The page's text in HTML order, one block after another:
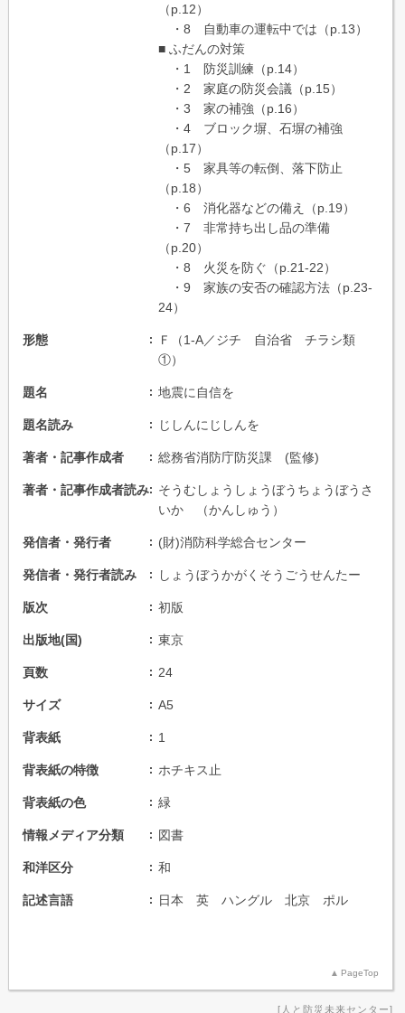
（p.12）
・8 自動車の運転中では（p.13）
■ ふだんの対策
・1 防災訓練（p.14）
・2 家庭の防災会議（p.15）
・3 家の補強（p.16）
・4 ブロック塀、石塀の補強
（p.17）
・5 家具等の転倒、落下防止
（p.18）
・6 消化器などの備え（p.19）
・7 非常持ち出し品の準備
（p.20）
・8 火災を防ぐ（p.21-22）
・9 家族の安否の確認方法（p.23-
24）
形態
Ｆ（1-A／ジチ 自治省 チラシ類
①）
題名 地震に自信を
題名読み じしんにじしんを
著者・記事作成者 総務省消防庁防災課 (監修)
著者・記事作成者読み
そうむしょうしょうぼうちょうぼうさ
いか （かんしゅう）
発信者・発行者 (財)消防科学総合センター
発信者・発行者読み しょうぼうかがくそうごうせんたー
版次 初版
出版地(国) 東京
頁数 24
サイズ A5
背表紙 1
背表紙の特徴 ホチキス止
背表紙の色 緑
情報メディア分類 図書
和洋区分 和
記述言語 日本 英 ハングル 北京 ポル
PageTop
人と防災未来センター